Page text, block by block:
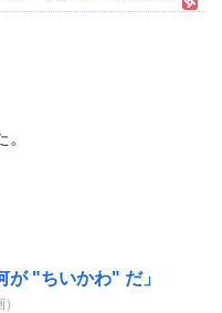
が "ちいかわ" だ」